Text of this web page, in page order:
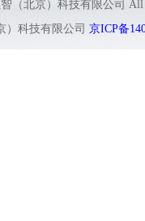
（北京）科技有限公司
）科技有限公司 京ICP备